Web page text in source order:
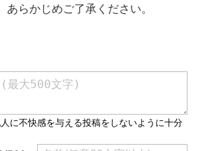
らかじめご了承ください。